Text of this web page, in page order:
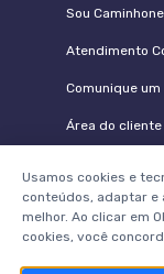
Sou
Atendimento
Comunique
Área do cliente
PARCEIROS
Seguradoras
Usamos cookies e
conteúdos, adaptar e
melhor. Ao clicar em
cookies, você